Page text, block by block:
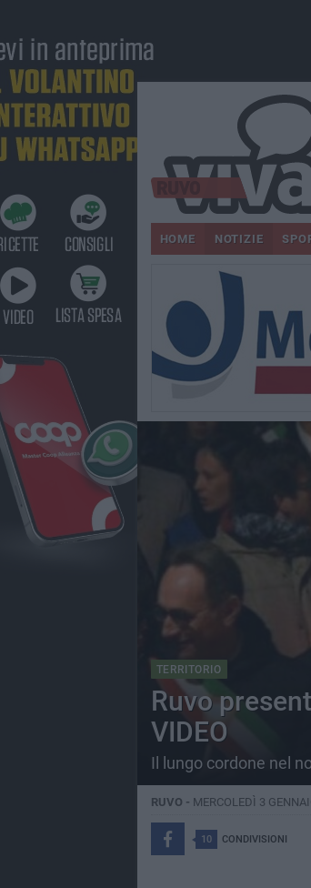
HOME NOTIZIE
TERRITORIO
Ruvo
VIDEO
Il lungo cordone nel
RUVO - MERCOLEDÌ 3
10 CONDIVISIONI